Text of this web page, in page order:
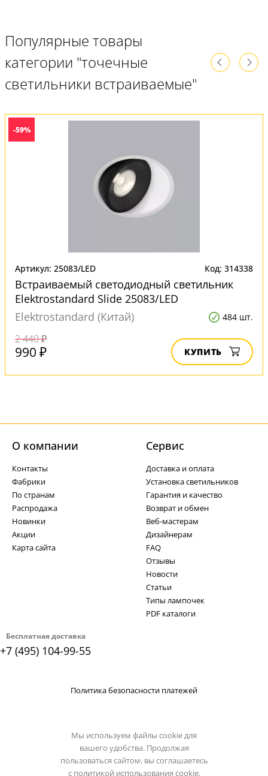
Популярные товары
категории "точечные
светильники встраиваемые"
-59%
Артикул: 25083/LED Код: 314338
Встраиваемый светодиодный светильник
Elektrostandard Slide 25083/LED
Elektrostandard (Китай)
484 шт.
2 440 ₽
990 ₽ КУПИТЬ
Бесплатная доставка
+7 (495) 104-99-55
О компании
Контакты
Фабрики
По странам
Распродажа
Новинки
Акции
Карта сайта
Cервис
Доставка и оплата
Установка светильников
Гарантия и качество
Возврат и обмен
Веб-мастерам
Дизайнерам
FAQ
Отзывы
Новости
Статьи
Типы лампочек
PDF каталоги
Политика безопасности платежей
Мы используем файлы cookie для
вашего удобства. Продолжая
пользоваться сайтом, вы соглашаетесь
с политикой использования cookie.